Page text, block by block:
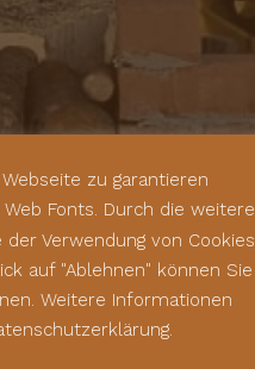
zu garantieren
Fonts. Durch die weitere
Verwendung von Cookies
auf "Ablehnen" können Sie
Weitere Informationen